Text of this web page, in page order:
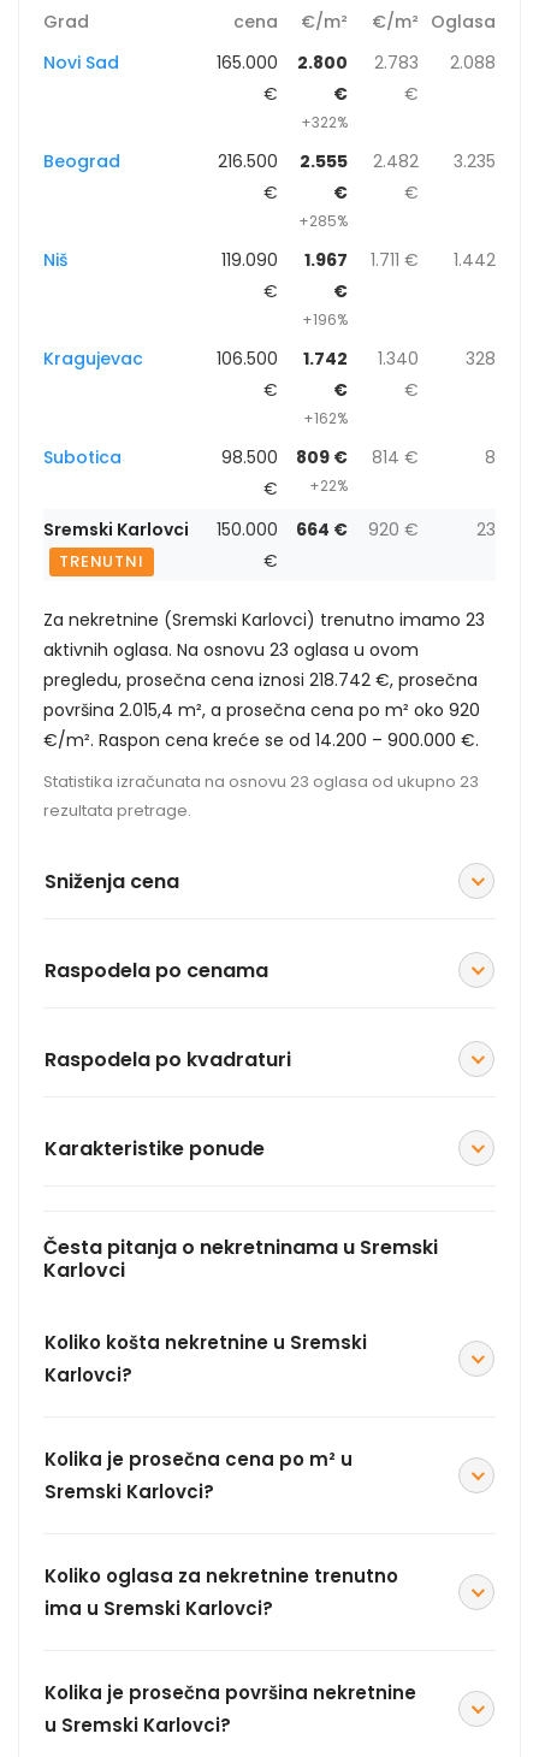
Grad
cena
€/m²
€/m² Oglasa
Novi Sad
165.000
€
2.800
€
+322%
2.783
€
2.088
Beograd
216.500
€
2.555
€
+285%
2.482
€
3.235
Niš
119.090
€
1.967
€
+196%
1.711 € 1.442
Kragujevac
106.500
€
1.742
€
+162%
1.340
€
328
Subotica
98.500
€
809 €
+22%
814 € 8
Sremski Karlovci
TRENUTNI
150.000
€
664 € 920 € 23
Za nekretnine (Sremski Karlovci) trenutno imamo 23
aktivnih oglasa. Na osnovu 23 oglasa u ovom
pregledu, prosečna cena iznosi 218.742 €, prosečna
površina 2.015,4 m², a prosečna cena po m² oko 920
€/m². Raspon cena kreće se od 14.200 – 900.000 €.
Statistika izračunata na osnovu 23 oglasa od ukupno 23
rezultata pretrage.
Sniženja cena
Raspodela po cenama
Raspodela po kvadraturi
Karakteristike ponude
Česta pitanja o nekretninama u Sremski
Karlovci
Koliko košta nekretnine u Sremski
Karlovci?
Kolika je prosečna cena po m² u
Sremski Karlovci?
Koliko oglasa za nekretnine trenutno
ima u Sremski Karlovci?
Kolika je prosečna površina nekretnine
u Sremski Karlovci?